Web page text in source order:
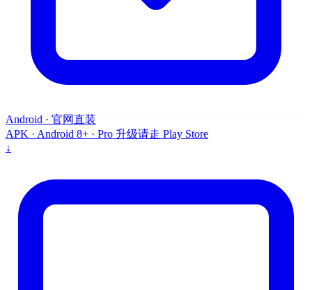
Android · 官网直装
APK · Android 8+ · Pro 升级请走 Play Store
↓